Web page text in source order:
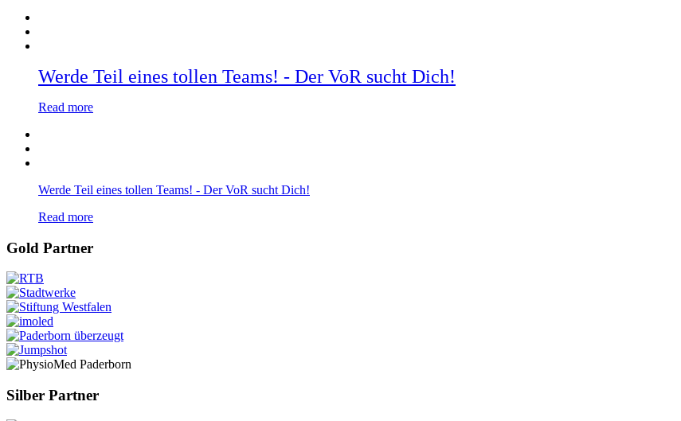
Werde Teil eines tollen Teams! - Der VoR sucht Dich!
Read more
Werde Teil eines tollen Teams! - Der VoR sucht Dich!
Read more
Gold Partner
Silber Partner